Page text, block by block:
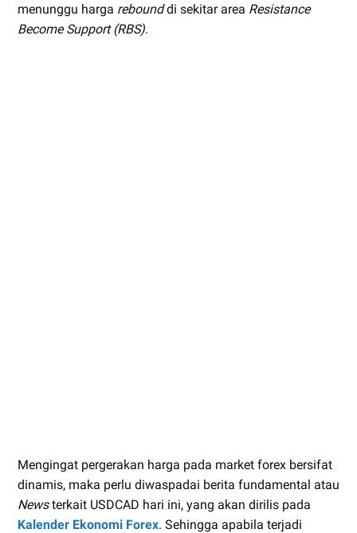
menunggu harga rebounddi sekitar area Resistance
Become Support (RBS).
Mengingat pergerakan harga pada market forex bersifat
dinamis, maka perlu diwaspadai berita fundamental atau
Newsterkait USDCAD hari ini, yang akan dirilis pada
Kalender Ekonomi Forex. Sehingga apabila terjadi